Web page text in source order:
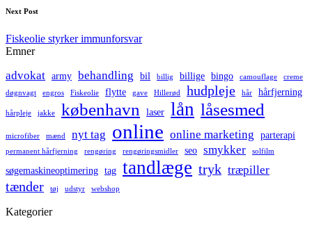
Next Post
Fiskeolie styrker immunforsvar
Emner
advokat army behandling bil billig billige bingo camouflage creme
døgnvagt engros Fiskeolie flytte gave Hillerød hudpleje hår hårfjerning
hårpleje jakke københavn laser lån låsesmed
microfiber mænd nyt tag online online marketing parterapi
permanent hårfjerning rengøring rengøringsmidler seo smykker solfilm
søgemaskineoptimering tag tandlæge tryk træpiller
tænder tøj udstyr webshop
Kategorier